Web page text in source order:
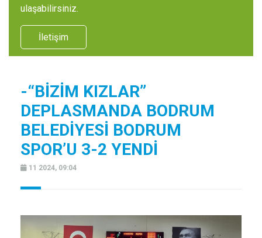
ulaşabilirsiniz.
İletişim
-“BİZİM KIZLAR”
DEPLASMANDA BODRUM
BELEDİYESİ BODRUM
SPOR’U 3-2 YENDİ
11 2024, 09:04